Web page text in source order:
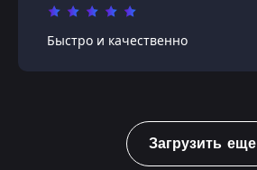
Быстро и качественно
Загрузить еще